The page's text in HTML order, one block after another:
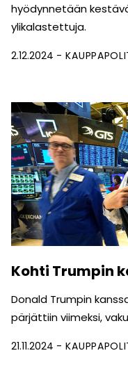
hyödynnetään
ylikalastettuja.
2.12.2024
Kohti Trumpin
Donald Trumpin
pärjättiin viimeksi,
21.11.2024